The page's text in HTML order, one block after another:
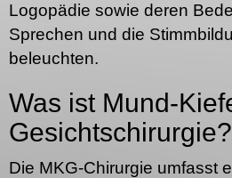
Logopädie sowie deren
Sprechen und die
beleuchten.
Was ist Mund-
Gesichtschirurgie?
Die MKG-Chirurgie umfasst